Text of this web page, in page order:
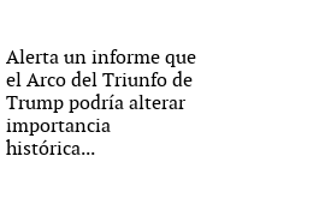
Alerta un informe que
el Arco del Triunfo de
Trump podría alterar
importancia
histórica...